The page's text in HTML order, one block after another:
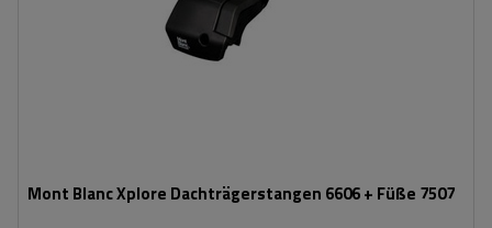
Mont Blanc Xplore Dachträgerstangen 6606 + Füße 7507